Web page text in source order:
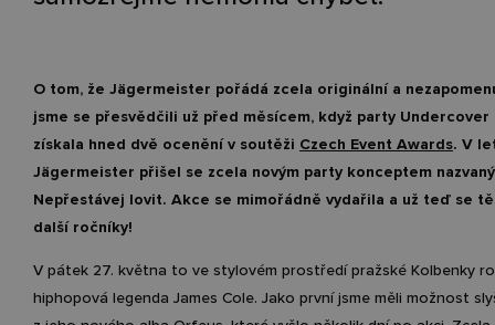
O tom, že Jägermeister pořádá zcela originální a
jsme se přesvědčili už před měsícem, když party Undercover
získala hned dvě ocenění v soutěži Czech Event Awards. V
Jägermeister přišel se zcela novým party konceptem
Nepřestávej lovit. Akce se mimořádně vydařila a už teď se
další ročníky!
V pátek 27. května to ve stylovém prostředí pražské Kolbenky
hiphopová legenda James Cole. Jako první jsme měli možnost